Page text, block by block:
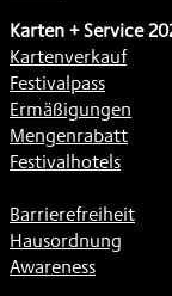
Karten + Service
Kartenverkauf
Festivalpass
Ermäßigungen
Mengenrabatt
Festivalhotels
Barrierefreiheit
Hausordnung
Awareness